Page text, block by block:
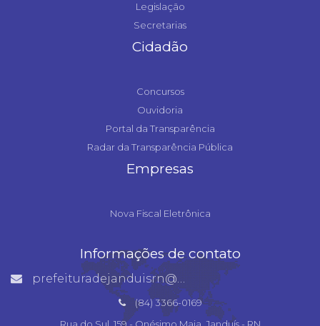
Legislação
Secretarias
Cidadão
Concursos
Ouvidoria
Portal da Transparência
Radar da Transparência Pública
Empresas
Nova Fiscal Eletrônica
Informações de contato
prefeituradejanduisrn@gmail.com
(84) 3366-0169